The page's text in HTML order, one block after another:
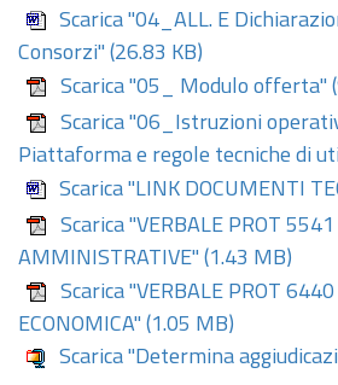
Scarica "04_ALL. E
Consorzi" (26.83 KB)
Scarica "05_ Modulo offerta"
Scarica "06_Istruzioni
Piattaforma e regole tecniche di
Scarica "LINK DOCUMENTI
Scarica "VERBALE PROT
AMMINISTRATIVE" (1.43 MB)
Scarica "VERBALE PROT
ECONOMICA" (1.05 MB)
Scarica "Determina